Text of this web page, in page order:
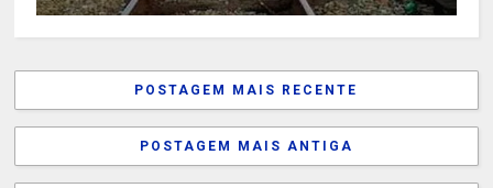
POSTAGEM MAIS RECENTE
POSTAGEM MAIS ANTIGA